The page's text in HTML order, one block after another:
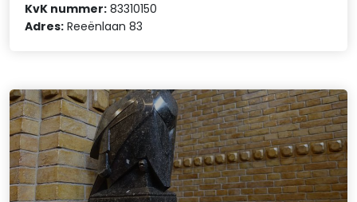
KvK nummer: 83310150
Adres: Reeënlaan 83